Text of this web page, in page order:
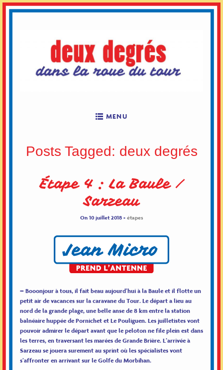
MENU
Posts Tagged: deux degrés
Étape 4 : La Baule /
Sarzeau
On 10 juillet 2018 - étapes
– Booonjour à tous, il fait beau aujourd’hui à la Baule et il flotte un
petit air de vacances sur la caravane du Tour. Le départ a lieu au
nord de la grande plage, une belle anse de 8 km entre la station
balnéaire huppée de Pornichet et Le Pouliguen. Les juilletistes vont
pouvoir admirer le départ avant que le peloton ne file plein est dans
les terres, en traversant les marées de Grande Brière. L’arrivée à
Sarzeau se jouera surement au sprint où les spécialistes vont
s’affronter en arrivant sur le Golfe du Morbihan.